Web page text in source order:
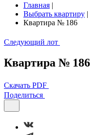
Главная |
Выбрать квартиру |
Квартира № 186
Следующий лот
Квартира № 186
Скачать PDF
Поделиться